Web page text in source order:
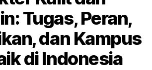
Tugas, Peran,
dan Kampus
di Indonesia